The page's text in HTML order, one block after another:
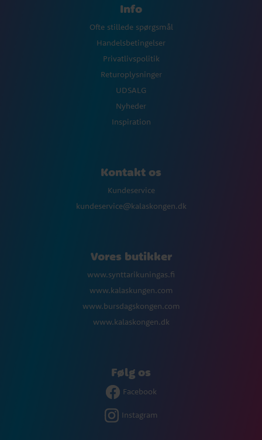
Info
Ofte stillede spørgsmål
Handelsbetingelser
Privatlivspolitik
Returoplysninger
UDSALG
Nyheder
Inspiration
Kontakt os
Kundeservice
kundeservice@kalaskongen.dk
Vores butikker
www.synttarikuningas.fi
www.kalaskungen.com
www.bursdagskongen.com
www.kalaskongen.dk
Følg os
Facebook
Instagram